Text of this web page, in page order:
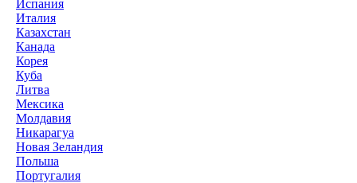
Испания
Италия
Казахстан
Канада
Корея
Куба
Литва
Мексика
Молдавия
Никарагуа
Новая Зеландия
Польша
Португалия